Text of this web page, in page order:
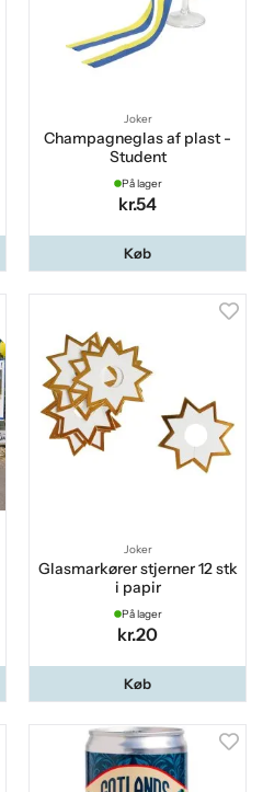
Joker
Champagneglas af plast -
Student
På lager
kr.54
Køb
Joker
Glasmarkører stjerner 12 stk
i papir
På lager
kr.20
Køb